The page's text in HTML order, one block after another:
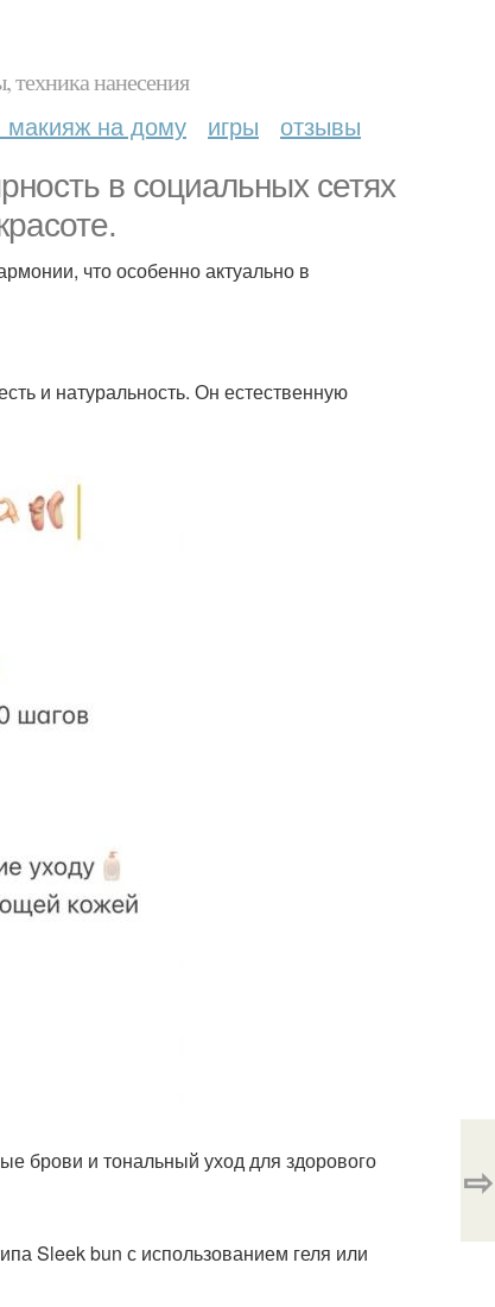
техника нанесения
макияж на дому игры отзывы
в социальных сетях
что особенно актуально в
и натуральность. Он естественную
брови и тональный уход для здорового
Sleek bun с использованием геля или
⇨